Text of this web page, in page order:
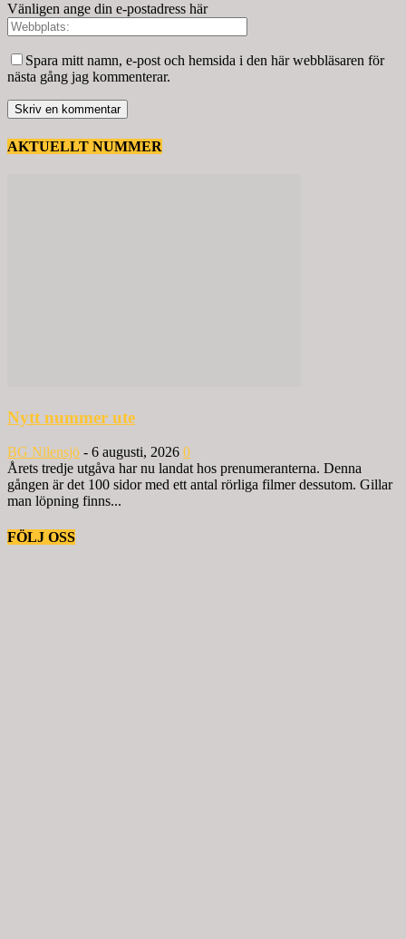
Vänligen ange din e-postadress här
Spara mitt namn, e-post och hemsida i den här webbläsaren för
nästa gång jag kommenterar.
AKTUELLT NUMMER
Nytt nummer ute
BG Nilensjö - 6 augusti, 2026 0
Årets tredje utgåva har nu landat hos prenumeranterna. Denna
gången är det 100 sidor med ett antal rörliga filmer dessutom. Gillar
man löpning finns...
FÖLJ OSS